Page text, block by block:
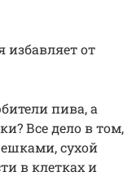
избавляет от
пива, а
Все дело в том,
сухой
в клетках и